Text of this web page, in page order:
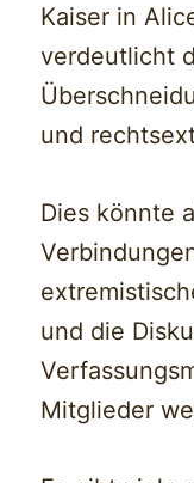
Kaiser in
verdeutlicht
und
Dies könnte
und die
Mitglieder